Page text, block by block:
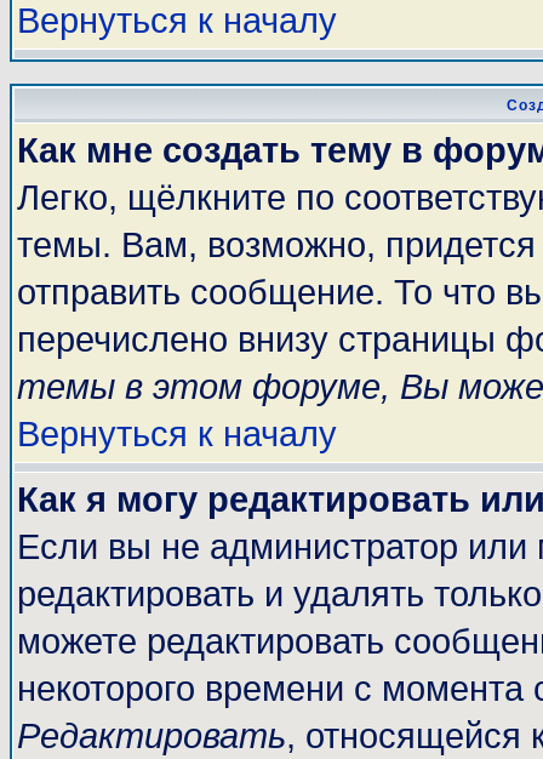
Вернуться к началу
Как мне создать тему в
Легко, щёлкните по
темы. Вам, возможно, придется
отправить сообщение. То что
перечислено внизу страницы
темы в этом форуме, Вы
Вернуться к началу
Как я могу редактировать
Если вы не администратор
редактировать и удалять
можете редактировать
некоторого времени с
Редактировать, относящейся